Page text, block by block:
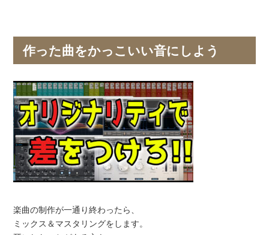
作った曲をかっこいい音にしよう
楽曲の制作が一通り終わったら、
ミックス＆マスタリングをします。